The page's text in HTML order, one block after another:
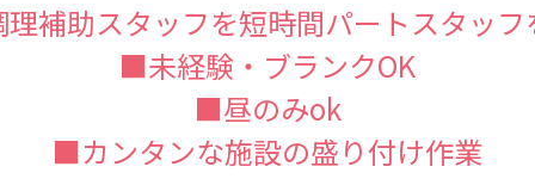
理補助スタッフを短時間パートスタッ
■未経験・ブランクOK
■昼のみok
■カンタンな施設の盛り付け作業